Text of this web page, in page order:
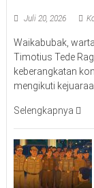
Juli 20, 2026
Waikabubak,
Timotius Tede
keberangkatan
mengikuti
Selengkapnya